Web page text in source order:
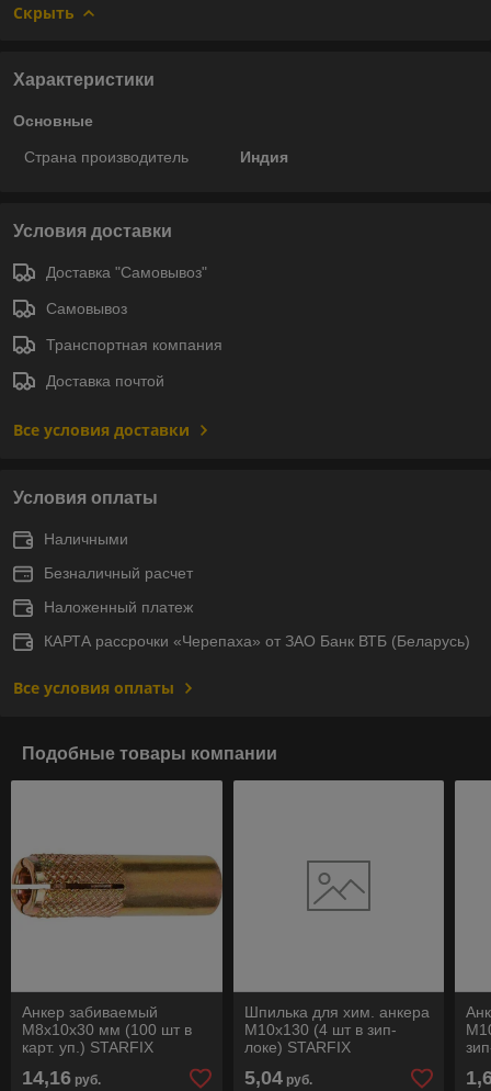
Скрыть
Характеристики
Основные
Страна производитель Индия
Условия доставки
Доставка "Самовывоз"
Самовывоз
Транспортная компания
Доставка почтой
Все условия доставки
Условия оплаты
Наличными
Безналичный расчет
Наложенный платеж
КАРТА рассрочки «Черепаха» от ЗАО Банк ВТБ (Беларусь)
Все условия оплаты
Подобные товары компании
Анкер забиваемый
М8х10х30 мм (100 шт в
карт. уп.) STARFIX
14,16 руб.
Шпилька для хим. анкера
М10х130 (4 шт в зип-
локе) STARFIX
5,04руб.